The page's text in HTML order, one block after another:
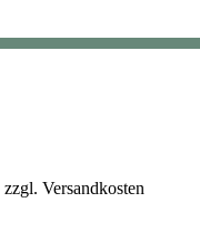
zzgl.Versandkosten